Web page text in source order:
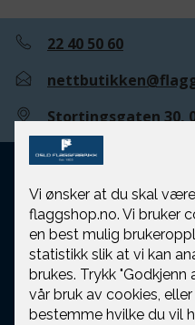
22 40 50 60
Stortingsgaten 30,
Om oss
Flaggregler, flaggtider og
Guide for flagg og
Ofte stilte spørsmål
Kjøpsinformasjon